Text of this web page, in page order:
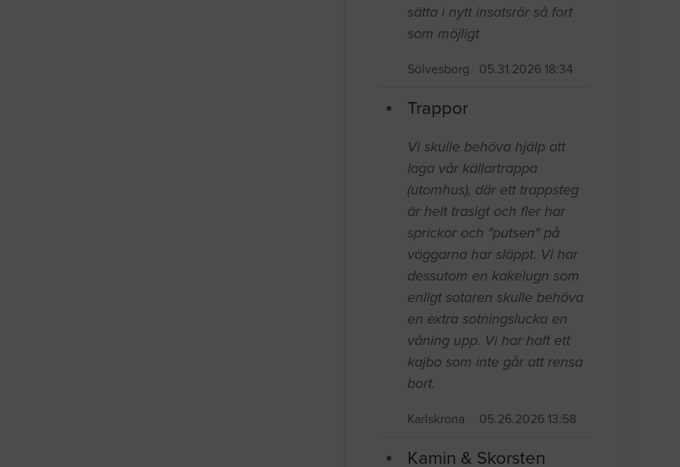
sätta i nytt insatsrör så fort
som möjligt
Sölvesborg 05.31.2026 18:34
Trappor
Vi skulle behöva hjälp att
laga vår källartrappa
(utomhus), där ett trappsteg
är helt trasigt och fler har
sprickor och "putsen" på
väggarna har släppt. Vi har
dessutom en kakelugn som
enligt sotaren skulle behöva
en extra sotningslucka en
våning upp. Vi har haft ett
kajbo som inte går att rensa
bort.
Karlskrona 05.26.2026 13:58
Kamin & Skorsten